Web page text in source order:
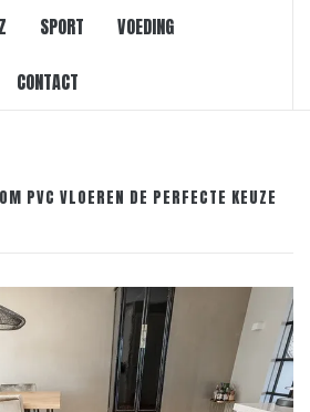
SPORT VOEDING
CONTACT
PVC VLOEREN DE PERFECTE KEUZE